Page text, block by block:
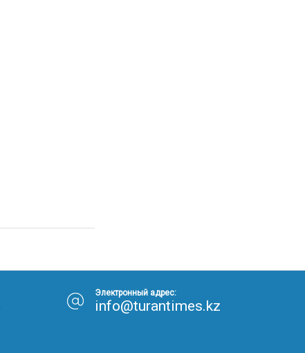
Электронный адрес:
info@turantimes.kz